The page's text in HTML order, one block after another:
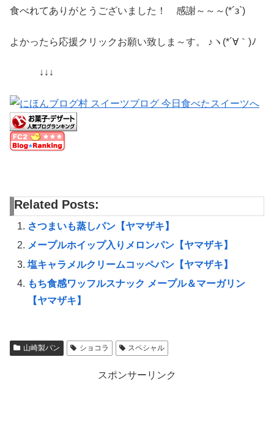
食べれてありがとうございました！ 感謝～～～(*´з`)
よかったら応援クリックお願い致しま～す。 ♪ヽ(*´∀｀)ﾉ
↓↓↓
Related Posts:
さつまいも蒸しパン【ヤマザキ】
メープルホイップ入りメロンパン【ヤマザキ】
塩キャラメルクリームコッペパン【ヤマザキ】
もち食感ワッフルスナック メープル＆マーガリン
【ヤマザキ】
山崎製パン ショコラ スペシャル
スポンサーリンク